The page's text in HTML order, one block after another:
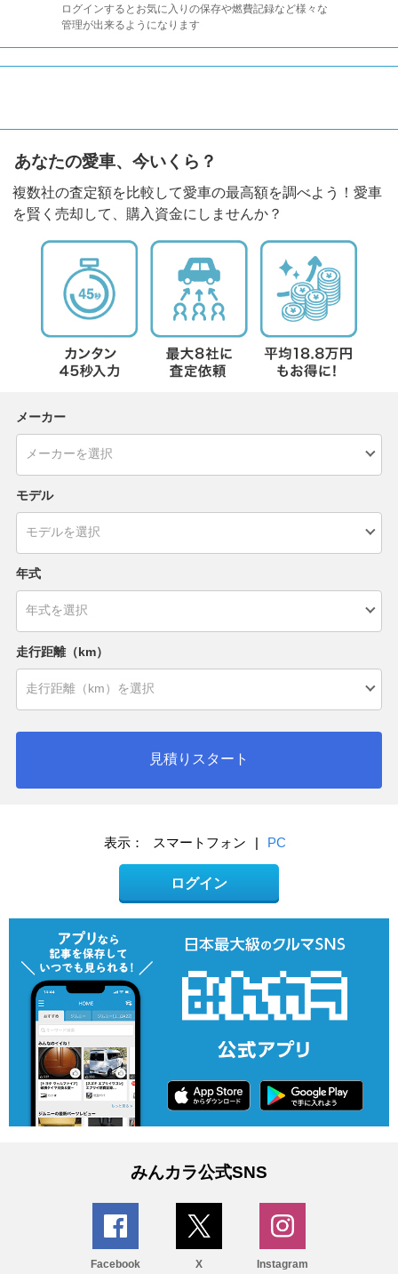
ログインするとお気に入りの保存や燃費記録など様々な
管理が出来るようになります
あなたの愛車、今いくら？
複数社の査定額を比較して愛車の最高額を調べよう！愛車
を賢く売却して、購入資金にしませんか？
メーカー
モデル
年式
走行距離（km）
見積りスタート
表示： スマートフォン | PC
ログイン
みんカラ公式SNS
Facebook X Instagram